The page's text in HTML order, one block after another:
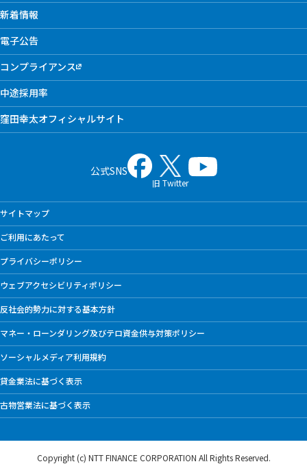
新着情報
電子公告
コンプライアンス
中途採用率
窪田幸太オフィシャルサイト
公式SNS
旧 Twitter
サイトマップ
ご利用にあたって
プライバシーポリシー
ウェブアクセシビリティポリシー
反社会的勢力に対する基本方針
マネー・ローンダリング及びテロ資金供与対策ポリシー
ソーシャルメディア利用規約
貸金業法に基づく表示
古物営業法に基づく表示
Copyright (c) NTT FINANCE CORPORATION All Rights Reserved.